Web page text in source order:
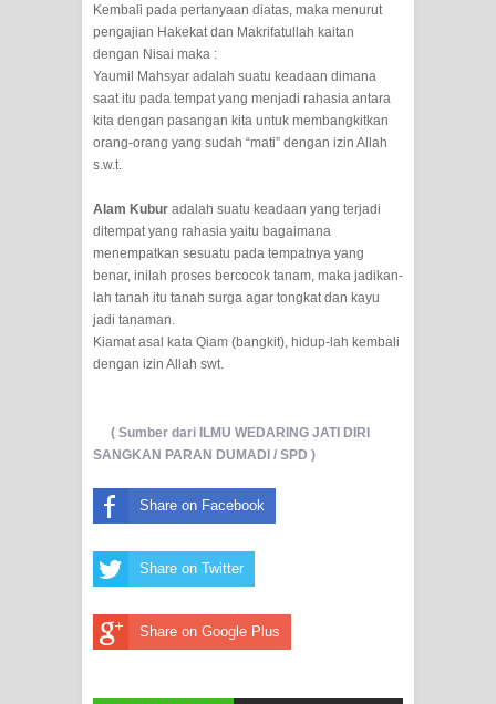
Berbeda
WAHDATUL WUJUD, WAHDATU
SYUHUD, DAN MANUNGGALING
WAHDATUL WUJUD ITU APA..??
SUFI
Kembali pada pertanyaan diatas, maka menurut
pengajian Hakekat dan Makrifatullah kaitan
dengan Nisai maka :
Yaumil Mahsyar adalah suatu keadaan dimana
saat itu pada tempat yang menjadi rahasia antara
kita dengan pasangan kita untuk membangkitkan
orang-orang yang sudah “mati” dengan izin Allah
s.w.t.
Alam Kubur adalah suatu keadaan yang terjadi
ditempat yang rahasia yaitu bagaimana
menempatkan sesuatu pada tempatnya yang
benar, inilah proses bercocok tanam, maka jadikan-
lah tanah itu tanah surga agar tongkat dan kayu
jadi tanaman.
Kiamat asal kata Qiam (bangkit), hidup-lah kembali
dengan izin Allah swt.
( Ske( Sumber dari ILMU WEDARING JATI DIRI
SANGKAN PARAN DUMADI / SPD )
Share on Facebook
Share on Twitter
Share on Google Plus